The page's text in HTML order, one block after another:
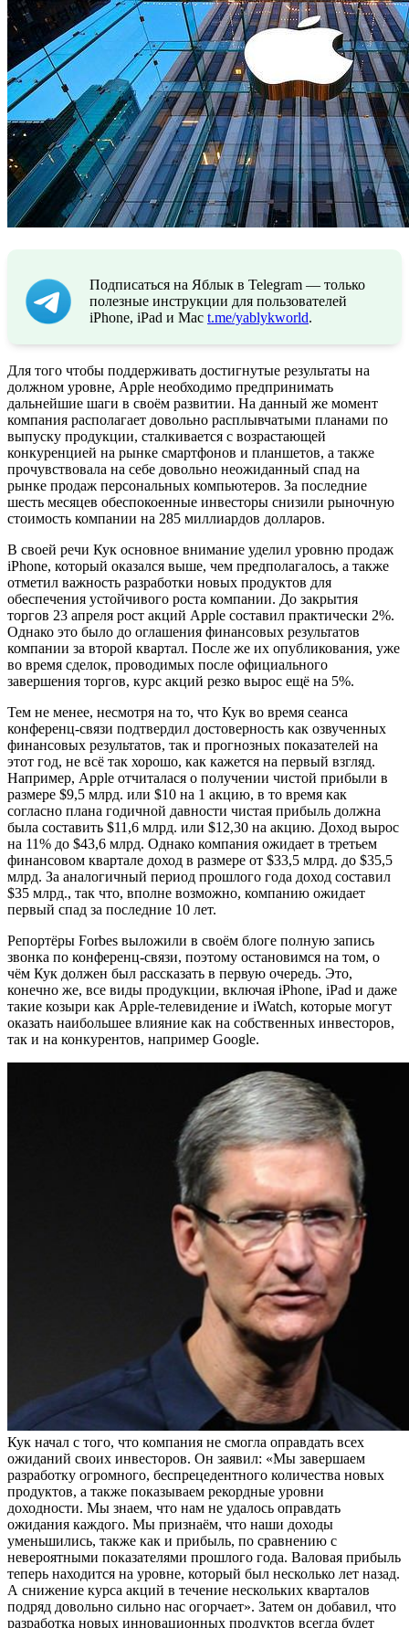
Подписаться на Яблык в Telegram — только
полезные инструкции для пользователей
iPhone, iPad и Mac t.me/yablykworld.
Для того чтобы поддерживать достигнутые результаты на
должном уровне, Apple необходимо предпринимать
дальнейшие шаги в своём развитии. На данный же момент
компания располагает довольно расплывчатыми планами по
выпуску продукции, сталкивается с возрастающей
конкуренцией на рынке смартфонов и планшетов, а также
прочувствовала на себе довольно неожиданный спад на
рынке продаж персональных компьютеров. За последние
шесть месяцев обеспокоенные инвесторы снизили рыночную
стоимость компании на 285 миллиардов долларов.
В своей речи Кук основное внимание уделил уровню продаж
iPhone, который оказался выше, чем предполагалось, а также
отметил важность разработки новых продуктов для
обеспечения устойчивого роста компании. До закрытия
торгов 23 апреля рост акций Apple составил практически 2%.
Однако это было до оглашения финансовых результатов
компании за второй квартал. После же их опубликования, уже
во время сделок, проводимых после официального
завершения торгов, курс акций резко вырос ещё на 5%.
Тем не менее, несмотря на то, что Кук во время сеанса
конференц-связи подтвердил достоверность как озвученных
финансовых результатов, так и прогнозных показателей на
этот год, не всё так хорошо, как кажется на первый взгляд.
Например, Apple отчиталася о получении чистой прибыли в
размере $9,5 млрд. или $10 на 1 акцию, в то время как
согласно плана годичной давности чистая прибыль должна
была составить $11,6 млрд. или $12,30 на акцию. Доход вырос
на 11% до $43,6 млрд. Однако компания ожидает в третьем
финансовом квартале доход в размере от $33,5 млрд. до $35,5
млрд. За аналогичный период прошлого года доход составил
$35 млрд., так что, вполне возможно, компанию ожидает
первый спад за последние 10 лет.
Репортёры Forbes выложили в своём блоге полную запись
звонка по конференц-связи, поэтому остановимся на том, о
чём Кук должен был рассказать в первую очередь. Это,
конечно же, все виды продукции, включая iPhone, iPad и даже
такие козыри как Apple-телевидение и iWatch, которые могут
оказать наибольшее влияние как на собственных инвесторов,
так и на конкурентов, например Google.
Кук начал с того, что компания не смогла оправдать всех
ожиданий своих инвесторов. Он заявил: «Мы завершаем
разработку огромного, беспрецедентного количества новых
продуктов, а также показываем рекордные уровни
доходности. Мы знаем, что нам не удалось оправдать
ожидания каждого. Мы признаём, что наши доходы
уменьшились, также как и прибыль, по сравнению с
невероятными показателями прошлого года. Валовая прибыль
теперь находится на уровне, который был несколько лет назад.
А снижение курса акций в течение нескольких кварталов
подряд довольно сильно нас огорчает». Затем он добавил, что
разработка новых инновационных продуктов всегда будет